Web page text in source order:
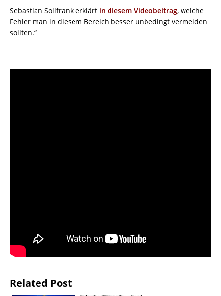
Sebastian Sollfrank erklärt in diesem Videobeitrag, welche
Fehler man in diesem Bereich besser unbedingt vermeiden
sollten.“
Related Post